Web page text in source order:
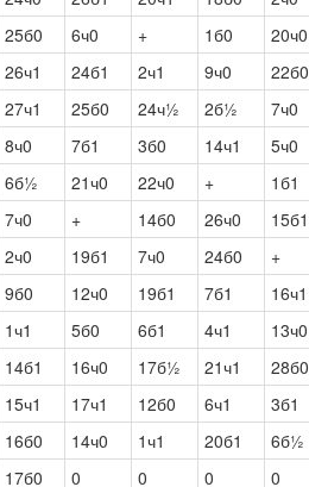
25б0 6ч0 + 1б0 20ч0
26ч1 24б1 2ч1 9ч0 22б0
27ч1 25б0 24ч½ 2б½ 7ч0
8ч0 7б1 3б0 14ч1 5ч0
6б½ 21ч0 22ч0 + 1б1
7ч0 + 14б0 26ч0 15б1
2ч0 19б1 7ч0 24б0 +
9б0 12ч0 19б1 7б1 16ч1
1ч1 5б0 6б1 4ч1 13ч0
14б1 16ч0 17б½ 21ч1 28б0
15ч1 17ч1 12б0 6ч1 3б1
16б0 14ч0 1ч1 20б1 6б½
17б0 0 0 0 0